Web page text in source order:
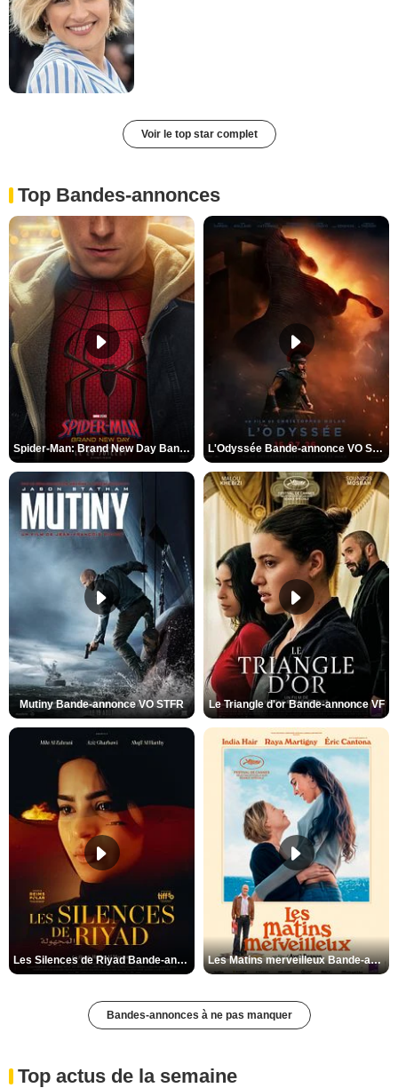
Voir le top star complet
Top Bandes-annonces
Spider-Man: Brand New Day Bande-annonce VO STFR L'Odyssée Bande-annonce VO STFR
Mutiny Bande-annonce VO STFR Le Triangle d'or Bande-annonce VF
Les Silences de Riyad Bande-annonce VO STFR Les Matins merveilleux Bande-annonce VF
Bandes-annonces à ne pas manquer
Top actus de la semaine